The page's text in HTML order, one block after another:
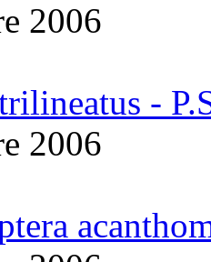
2006
-
2006